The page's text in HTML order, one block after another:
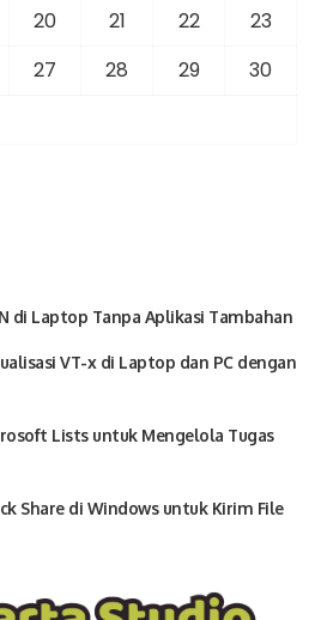
20 21 22
23
27 28 29
30
di Laptop Tanpa Aplikasi Tambahan
VT-x di Laptop dan PC dengan
Lists untuk Mengelola Tugas
Share di Windows untuk Kirim File